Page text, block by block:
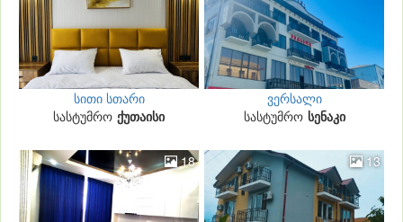
სითი სთარი
სასტუმრო ქუთაისი
ვერსალი
სასტუმრო სენაკი
18 13